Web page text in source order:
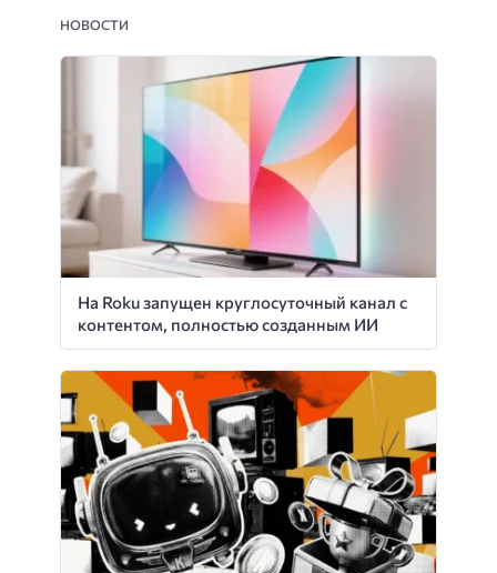
НОВОСТИ
На Roku запущен круглосуточный канал с
контентом, полностью созданным ИИ